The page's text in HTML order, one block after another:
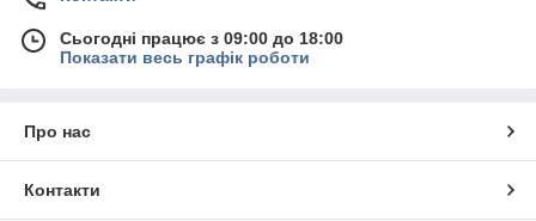
Сьогодні працює з 09:00 до 18:00
Показати весь графік роботи
Про нас
Контакти